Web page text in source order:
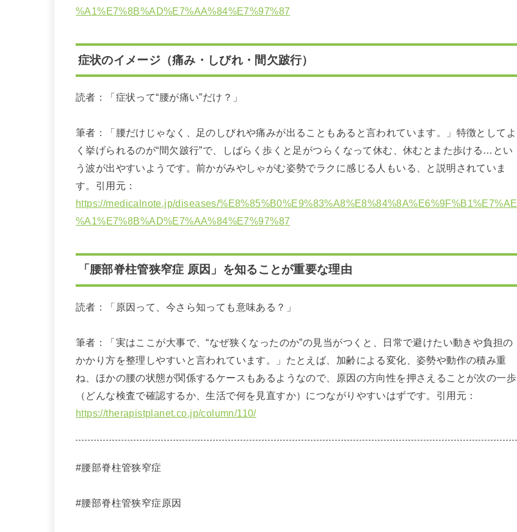
%A1%E7%8B%AD%E7%AA%84%E7%97%87
症状のイメージ（痛み・しびれ・間欠跛行）
読者：「症状って“腰が痛い”だけ？」
筆者：「腰だけじゃなく、足のしびれや痛みが出ることもあると言われています。」特徴としてよ
く挙げられるのが“間欠跛行”で、しばらく歩くと足がつらくなって休む、休むとまた歩ける…とい
う波が出やすいようです。前かがみやしゃがむ姿勢でラクに感じる人もいる、と説明されていま
す。引用元：
https://medicalnote.jp/diseases/%E8%85%B0%E9%83%A8%E8%84%8A%E6%9F%B1%E7%AE
%A1%E7%8B%AD%E7%AA%84%E7%97%87
「腰部脊柱管狭窄症 原因」を知ることが重要な理由
読者：「原因って、今さら知っても意味ある？」
筆者：「実はここが大事で、“なぜ狭くなったのか”の見当がつくと、日常で避けたい動きや負担の
かかり方を整理しやすいと言われています。」たとえば、加齢による変化、姿勢や動作の積み重
ね、ほかの腰の状態が関係するケースもあるようなので、原因の方向性を押さえることが次の一歩
（どんな検査で確認するか、生活で何を見直すか）につながりやすいはずです。引用元：
https://therapistplanet.co.jp/column/110/
#腰部脊柱管狭窄症
#腰部脊柱管狭窄症原因